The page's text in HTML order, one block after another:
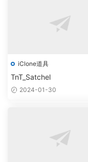
iClone道具
TnT_Satchel
2024-01-30